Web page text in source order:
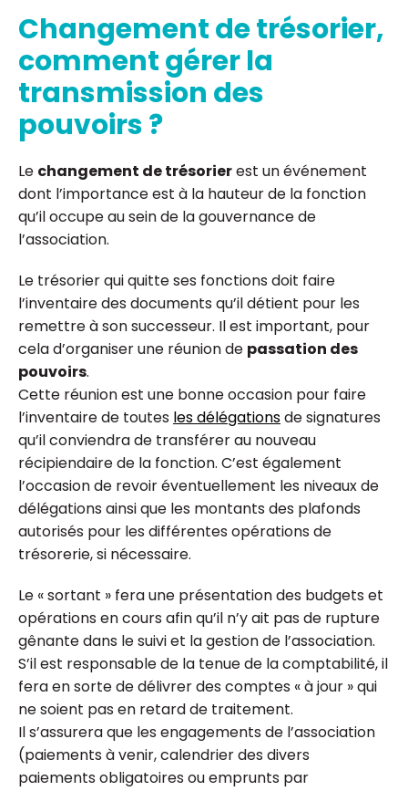
Changement de trésorier,
comment gérer la
transmission des
pouvoirs ?
Le changement de trésorierest un événement
dont l’importance est à la hauteur de la fonction
qu’il occupe au sein de la gouvernance de
l’association.
Le trésorier qui quitte ses fonctions doit faire
l’inventaire des documents qu’il détient pour les
remettre à son successeur. Il est important, pour
cela d’organiser une réunion de passation des
pouvoirs.
Cette réunion est une bonne occasion pour faire
l’inventaire de toutes les délégationsde signatures
qu’il conviendra de transférer au nouveau
récipiendaire de la fonction. C’est également
l’occasion de revoir éventuellement les niveaux de
délégations ainsi que les montants des plafonds
autorisés pour les différentes opérations de
trésorerie, si nécessaire.
Le « sortant » fera une présentation des budgets et
opérations en cours afin qu’il n’y ait pas de rupture
gênante dans le suivi et la gestion de l’association.
S’il est responsable de la tenue de la comptabilité, il
fera en sorte de délivrer des comptes « à jour » qui
ne soient pas en retard de traitement.
Il s’assurera que les engagements de l’association
(paiements à venir, calendrier des divers
paiements obligatoires ou emprunts par